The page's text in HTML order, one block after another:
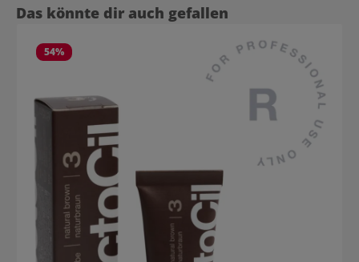
Produktgalerie überspringen
Das könnte dir auch gefallen
54%